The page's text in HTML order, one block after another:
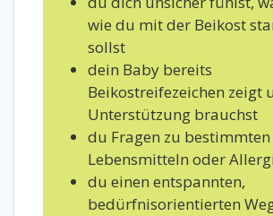
wie du mit der Beikost
sollst
dein Baby bereits
Beikostreifezeichen zeigt
Unterstützung brauchst
du Fragen zu bestimmten
Lebensmitteln oder
du einen entspannten,
bedürfnisorientierten